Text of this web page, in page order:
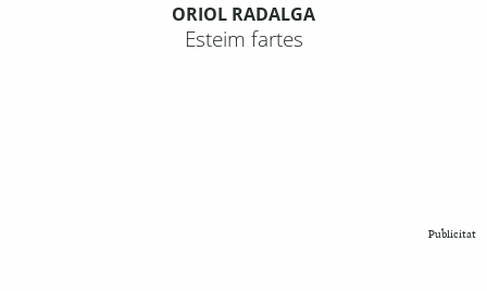
ORIOL RADALGA
Esteim fartes
Publicitat